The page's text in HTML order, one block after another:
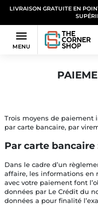
LIVRAISON GRATUITE EN

MENU
Trois moyens de paiement
par carte bancaire, par
Par carte bancaire
Dans le cadre d’un
affaire, les informations en
avec votre paiement font
données par Le Crédit du
données a pour finalité